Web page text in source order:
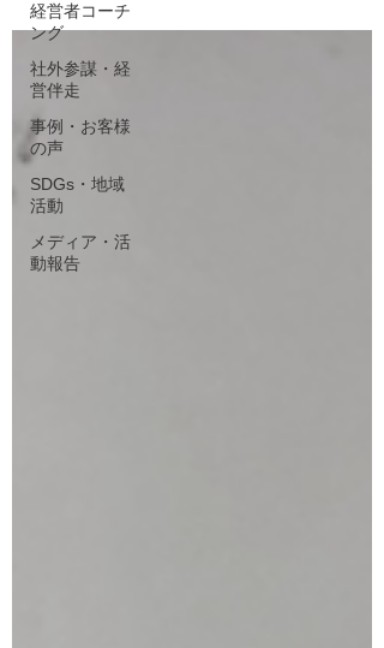
経営者コーチ
ング
社外参謀・経
営伴走
事例・お客様
の声
SDGs・地域
活動
メディア・活
動報告